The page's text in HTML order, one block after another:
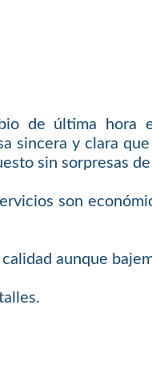
de última
sincera y clara
sin sorpresas
son
aunque